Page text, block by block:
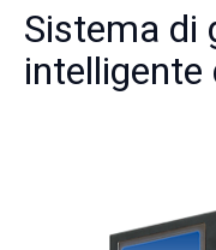
Sistema di
intelligente